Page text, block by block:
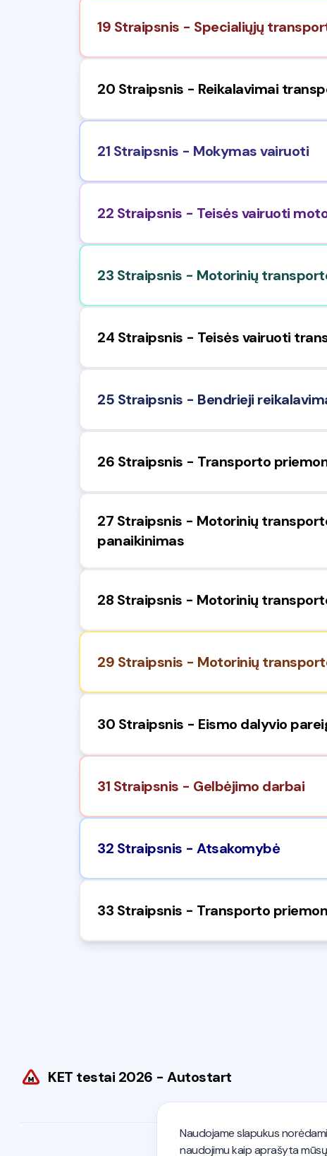
Naudojame slapukus
naudojimu kaip aprašyta mūsų
19 Straipsnis - Specialiųjų
20 Straipsnis - Reikalavimai
21 Straipsnis - Mokymas vairuoti
22 Straipsnis - Teisės vairuoti
23 Straipsnis - Motorinių
24 Straipsnis - Teisės vairuoti
25 Straipsnis - Bendrieji
26 Straipsnis - Transporto
27 Straipsnis - Motorinių
panaikinimas
28 Straipsnis - Motorinių
29 Straipsnis - Motorinių
30 Straipsnis - Eismo dalyvio
31 Straipsnis - Gelbėjimo darbai
32 Straipsnis - Atsakomybė
33 Straipsnis - Transporto
KET testai 2026 - Autostart